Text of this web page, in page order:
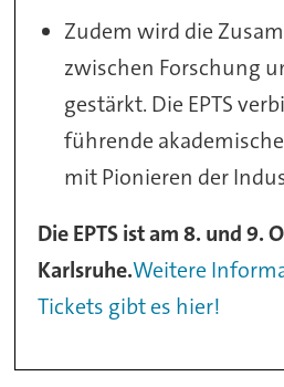
Zudem wird die
zwischen Forschung
gestärkt. Die EPTS
führende
mit Pionieren der
Die EPTS ist am 8. und 9.
Karlsruhe.Weitere
Tickets gibt es hier!